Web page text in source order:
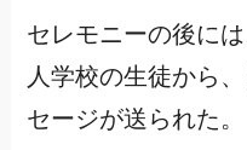
セレモニーの後に
人学校の生徒から
セージが送られた。